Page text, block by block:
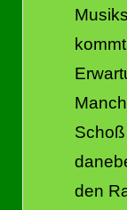
den